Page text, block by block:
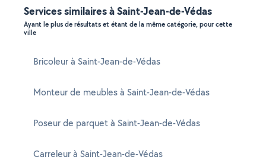
Services similaires à Saint-Jean-de-Védas
Ayant le plus de résultats et étant de la même catégorie, pour cette
ville
Bricoleur à Saint-Jean-de-Védas
Monteur de meubles à Saint-Jean-de-Védas
Poseur de parquet à Saint-Jean-de-Védas
Carreleur à Saint-Jean-de-Védas